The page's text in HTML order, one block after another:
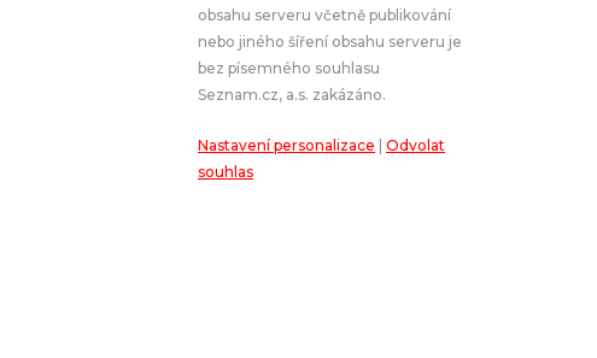
PROGRAM
JAK NALADIT
SOUTĚŽE
obsahu serveru včetně publikování
nebo jiného šíření obsahu serveru je
bez písemného souhlasu
Seznam.cz, a.s. zakázáno.
Nastavení personalizace
Odvolat
souhlas